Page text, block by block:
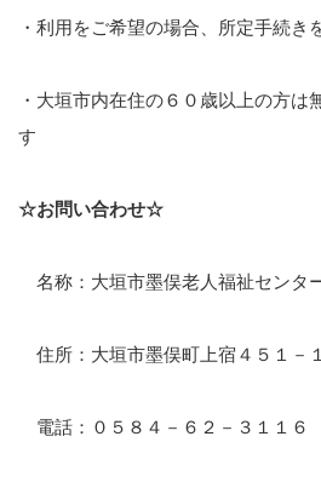
・利用をご希望の場合、所定手続き
・大垣市内在住の６０歳以上の方は
す
☆お問い合わせ☆
名称：大垣市墨俣老人福祉センタ
住所：大垣市墨俣町上宿４５１－１
電話：０５８４－６２－３１１６